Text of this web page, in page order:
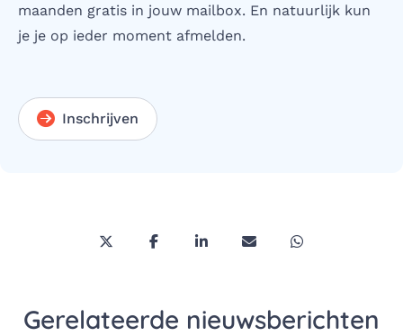
maanden gratis in jouw mailbox. En natuurlijk kun
je je op ieder moment afmelden.
Inschrijven
Deel deze pagina via Twitter/X
Deel deze pagina op Facebook
Deel deze pagina op
Deel deze pagina via
Deel deze
Gerelateerde nieuwsberichten